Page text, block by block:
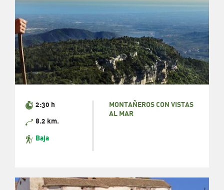
2:30 h
8.2 km.
Baja
MONTAÑEROS CON VISTAS
AL MAR